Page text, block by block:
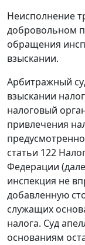
Неисполнение
добровольном
обращения
взыскании.
Арбитражный
взыскании
налоговый
привлечения
статьи 122
Федерации
инспекция не
добавленную
служащих
налога. Суд
основаниям